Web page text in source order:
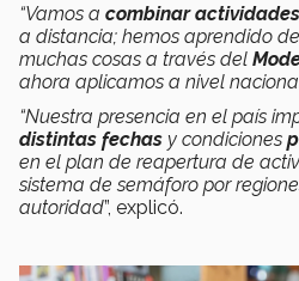
“Vamos a combinar actividades
a distancia; hemos aprendido
muchas cosas a través del
ahora aplicamos a nivel
“Nuestra presencia en el país
distintas fechas y condiciones
en el plan de reapertura de
sistema de semáforo por
autoridad”, explicó.